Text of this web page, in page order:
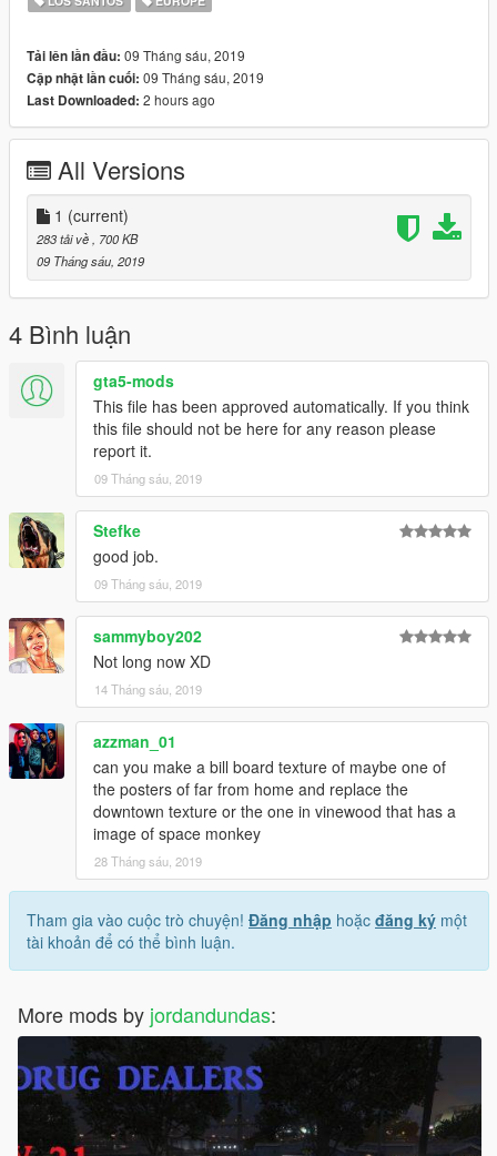
Tải lên lần đầu: 09 Tháng sáu, 2019
Cập nhật lần cuối: 09 Tháng sáu, 2019
Last Downloaded: 2 hours ago
All Versions
1 (current)
283 tải về
, 700 KB
09 Tháng sáu, 2019
4 Bình luận
gta5-mods
This file has been approved automatically. If you think
this file should not be here for any reason please
report it.
09 Tháng sáu, 2019
Stefke
good job.
09 Tháng sáu, 2019
sammyboy202
Not long now XD
14 Tháng sáu, 2019
azzman_01
can you make a bill board texture of maybe one of
the posters of far from home and replace the
downtown texture or the one in vinewood that has a
image of space monkey
28 Tháng sáu, 2019
Tham gia vào cuộc trò chuyện! Đăng nhập hoặc đăng ký một
tài khoản để có thể bình luận.
More mods by jordandundas: